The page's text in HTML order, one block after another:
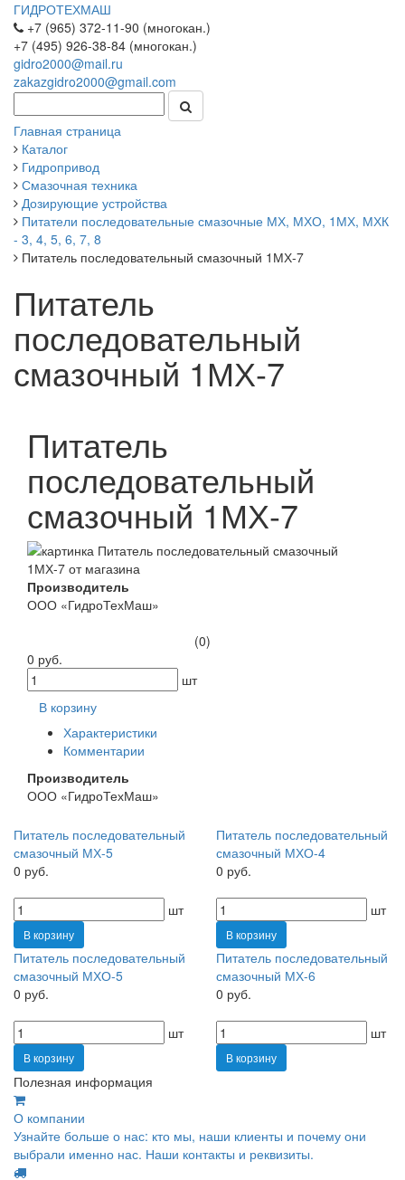
ГИДРОТЕХМАШ
+7 (965) 372-11-90 (многокан.)
+7 (495) 926-38-84 (многокан.)
gidro2000@mail.ru
zakazgidro2000@gmail.com
Главная страница
Каталог
Гидропривод
Смазочная техника
Дозирующие устройства
Питатели последовательные смазочные МХ, МХО, 1МХ, МХК
- 3, 4, 5, 6, 7, 8
Питатель последовательный смазочный 1МХ-7
Питатель
последовательный
смазочный 1МХ-7
Питатель
последовательный
смазочный 1МХ-7
Производитель
ООО «ГидроТехМаш»
(0)
0 руб.
шт
В корзину
Характеристики
Комментарии
Производитель
ООО «ГидроТехМаш»
Питатель последовательный
смазочный МХ-5
0 руб.
шт
В корзину
Питатель последовательный
смазочный МХО-4
0 руб.
шт
В корзину
Питатель последовательный
смазочный МХО-5
0 руб.
шт
В корзину
Питатель последовательный
смазочный МХ-6
0 руб.
шт
В корзину
Полезная информация
О компании
Узнайте больше о нас: кто мы, наши клиенты и почему они
выбрали именно нас. Наши контакты и реквизиты.